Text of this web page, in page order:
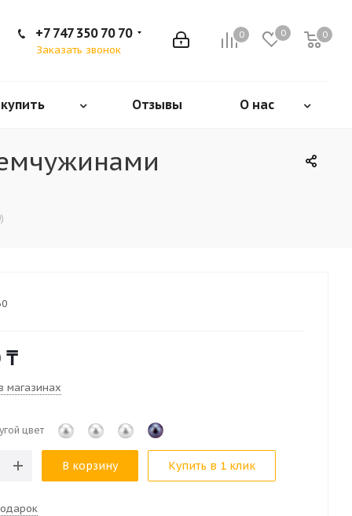
0 0 0
+7 747 350 70 70
Заказать звонок
Отзывы О нас
₸
магазинах
цвет
В корзину Купить в 1 клик